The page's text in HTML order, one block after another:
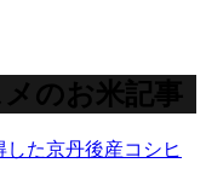
のお米記事